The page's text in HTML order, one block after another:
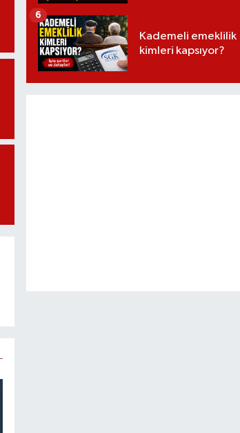
Kademeli emeklilik
kimleri kapsıyor?
6